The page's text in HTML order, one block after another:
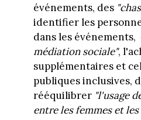
événements, des
identifier les
dans les événements,
médiation sociale",
supplémentaires et
publiques inclusives,
rééquilibrer "l'usage
entre les femmes et